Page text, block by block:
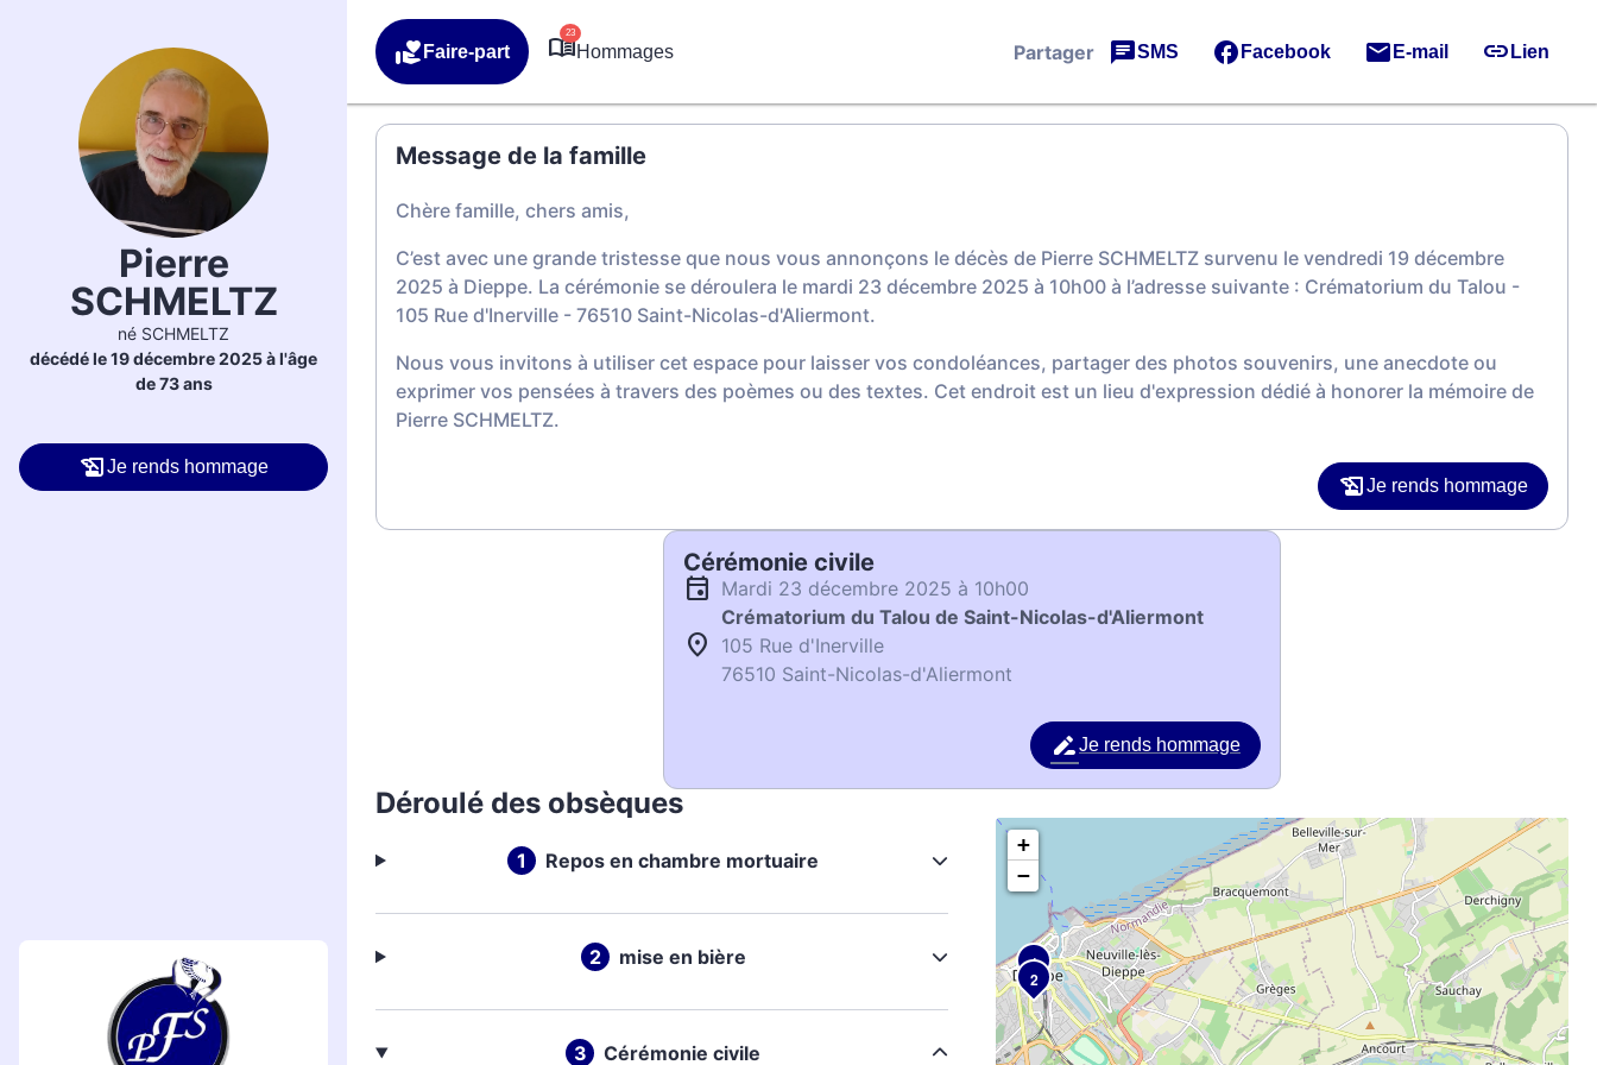
Pierre
SCHMELTZ
né SCHMELTZ
décédé le 19 décembre 2025 à l'âge
de 73 ans
Je rends hommage
Faire-part
23
Hommages Partager SMS Facebook E-mail Lien
Message de la famille
Chère famille, chers amis,
C’est avec une grande tristesse que nous vous annonçons le décès de Pierre SCHMELTZ survenu le vendredi 19 décembre
2025 à Dieppe. La cérémonie se déroulera le mardi 23 décembre 2025 à 10h00 à l’adresse suivante : Crématorium du Talou -
105 Rue d'Inerville - 76510 Saint-Nicolas-d'Aliermont.
Nous vous invitons à utiliser cet espace pour laisser vos condoléances, partager des photos souvenirs, une anecdote ou
exprimer vos pensées à travers des poèmes ou des textes. Cet endroit est un lieu d'expression dédié à honorer la mémoire de
Pierre SCHMELTZ.
Je rends hommage
Cérémonie civile
mardi 23 décembre 2025 à 10h00
Crématorium du Talou de Saint-Nicolas-d'Aliermont
105 Rue d'Inerville
76510 Saint-Nicolas-d'Aliermont
Je rends hommage
Déroulé des obsèques
Repos en chambre mortuaire
mise en bière
Cérémonie civile
1
2
+
−